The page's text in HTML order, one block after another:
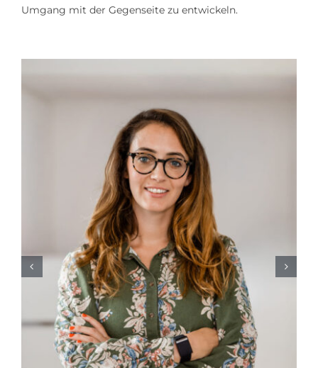
Umgang mit der Gegenseite zu entwickeln.